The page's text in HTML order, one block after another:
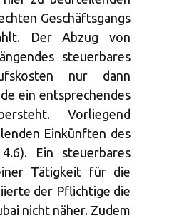
Geschäftsgangs
Der Abzug von
steuerbares
nur dann
ein entsprechendes
Vorliegend
Einkünften des
Ein steuerbares
Tätigkeit für die
der Pflichtige die
nicht näher. Zudem